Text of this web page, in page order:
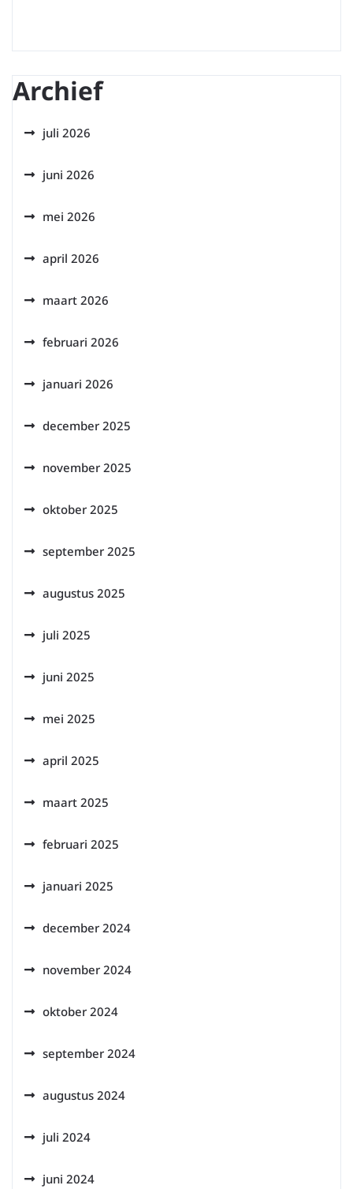
Archief
juli 2026
juni 2026
mei 2026
april 2026
maart 2026
februari 2026
januari 2026
december 2025
november 2025
oktober 2025
september 2025
augustus 2025
juli 2025
juni 2025
mei 2025
april 2025
maart 2025
februari 2025
januari 2025
december 2024
november 2024
oktober 2024
september 2024
augustus 2024
juli 2024
juni 2024